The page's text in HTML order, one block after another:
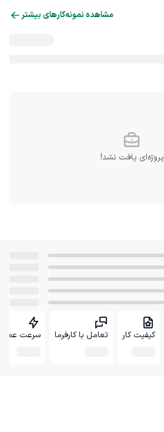
مشاهده نمونه‌کارهای بیشتر
پروژه‌ای یافت نشد!
کیفیت کار تعامل با کارفرما سرعت عمل